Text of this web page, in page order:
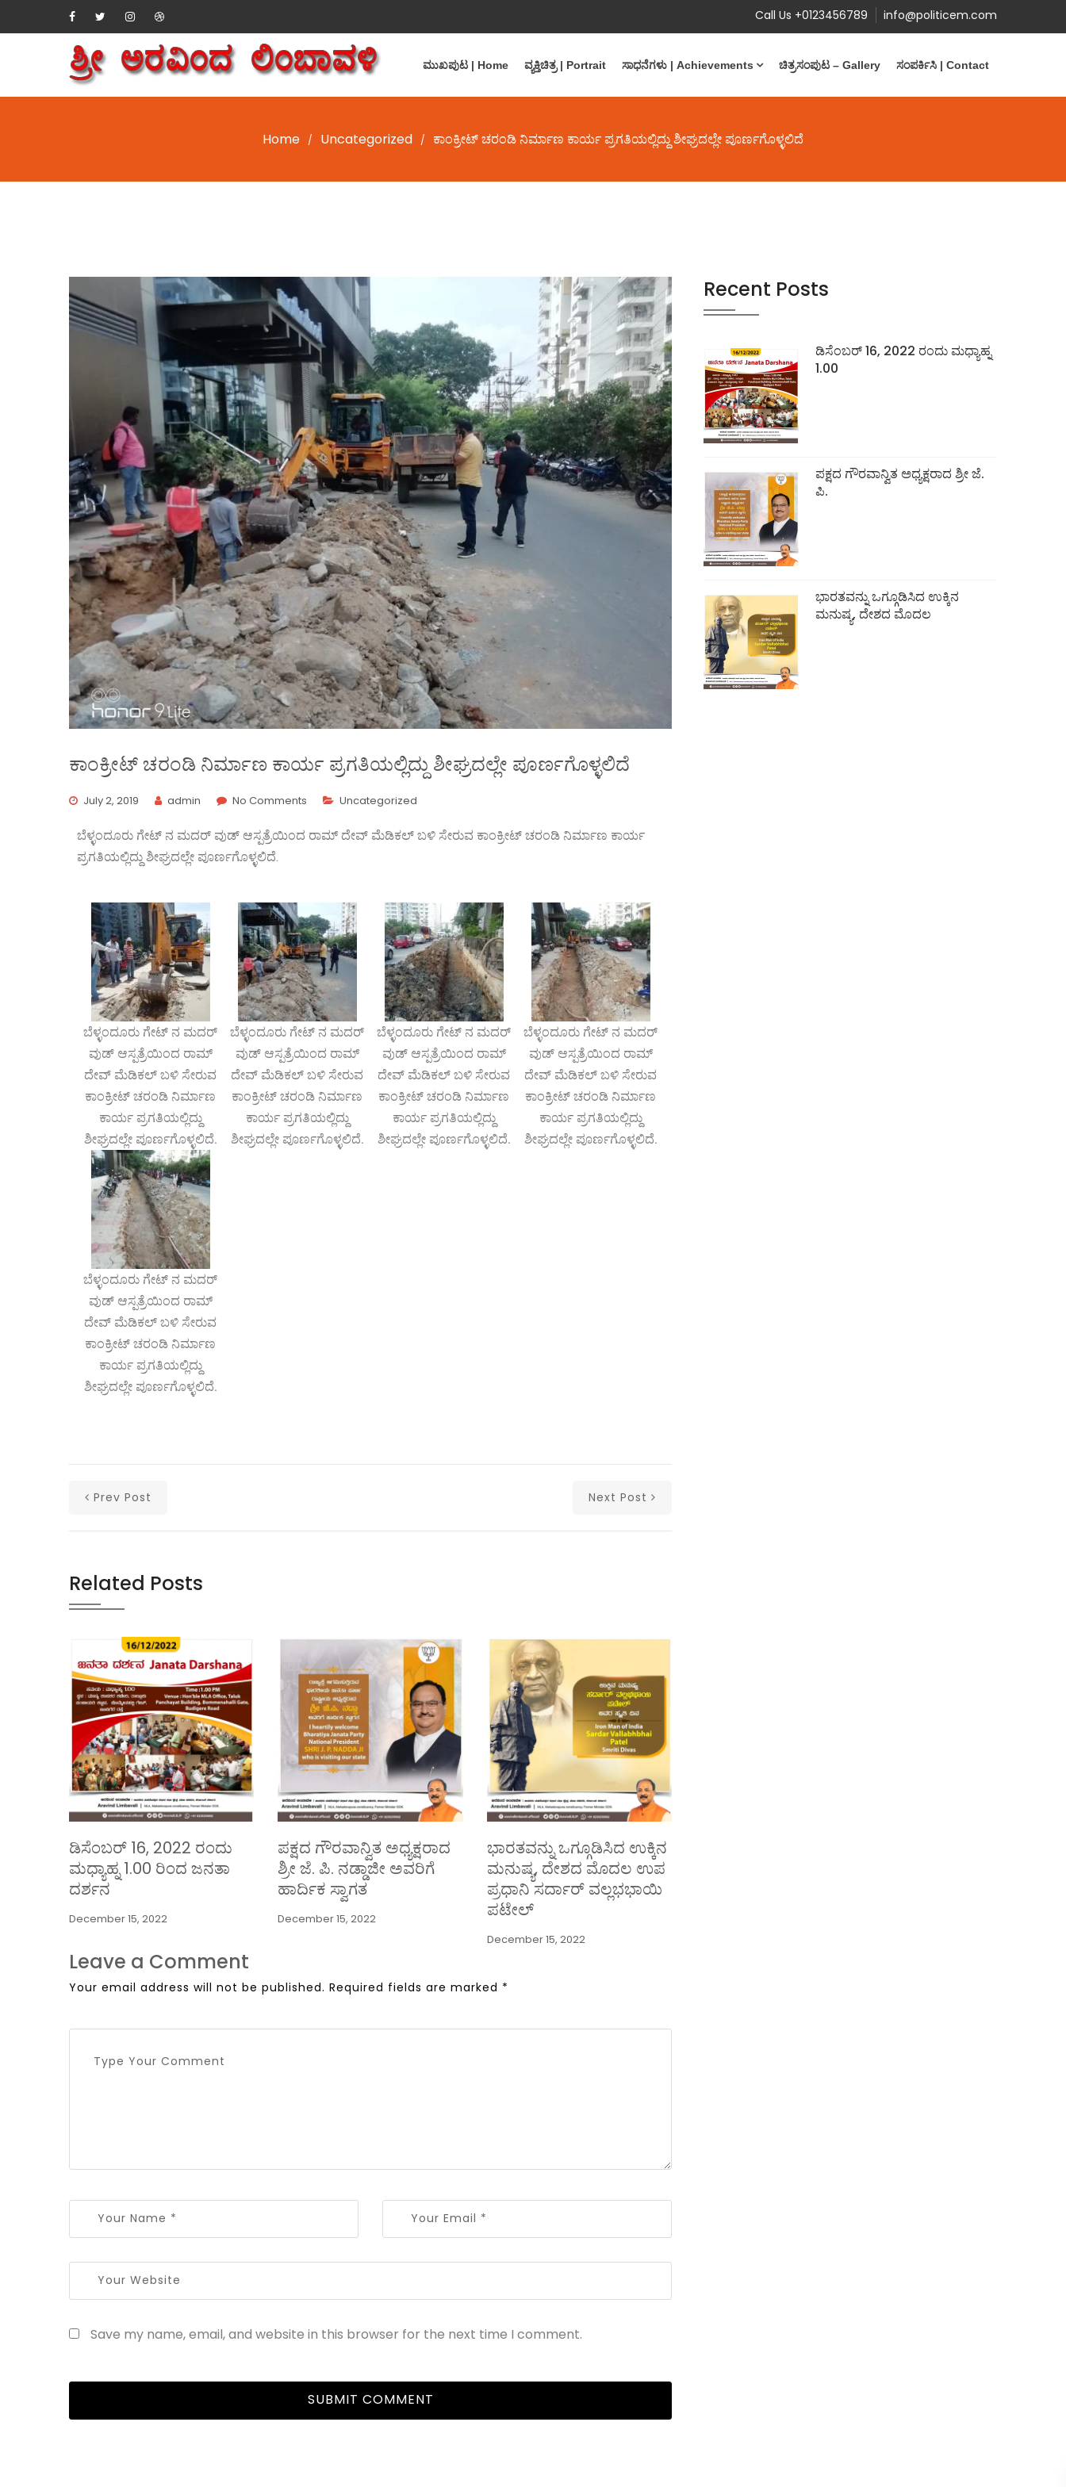
Call Us +0123456789 info@politicem.com
ಮುಖಪುಟ | Home ವ್ಯಕ್ತಿಚಿತ್ರ | Portrait ಸಾಧನೆಗಳು | Achievements ಚಿತ್ರಸಂಪುಟ – Gallery ಸಂಪರ್ಕಿಸಿ | Contact
Home / Uncategorized / ಕಾಂಕ್ರೀಟ್ ಚರಂಡಿ ನಿರ್ಮಾಣ ಕಾರ್ಯ ಪ್ರಗತಿಯಲ್ಲಿದ್ದು ಶೀಘ್ರದಲ್ಲೇ ಪೂರ್ಣಗೊಳ್ಳಲಿದೆ
ಕಾಂಕ್ರೀಟ್ ಚರಂಡಿ ನಿರ್ಮಾಣ ಕಾರ್ಯ ಪ್ರಗತಿಯಲ್ಲಿದ್ದು ಶೀಘ್ರದಲ್ಲೇ ಪೂರ್ಣಗೊಳ್ಳಲಿದೆ
July 2, 2019 admin No Comments Uncategorized
ಬೆಳ್ಳಂದೂರು ಗೇಟ್ ನ ಮದರ್ ವುಡ್ ಆಸ್ಪತ್ರೆಯಿಂದ ರಾಮ್ ದೇವ್ ಮೆಡಿಕಲ್ ಬಳಿ ಸೇರುವ ಕಾಂಕ್ರೀಟ್ ಚರಂಡಿ ನಿರ್ಮಾಣ ಕಾರ್ಯ
ಪ್ರಗತಿಯಲ್ಲಿದ್ದು ಶೀಘ್ರದಲ್ಲೇ ಪೂರ್ಣಗೊಳ್ಳಲಿದೆ.
ಬೆಳ್ಳಂದೂರು ಗೇಟ್ ನ ಮದರ್
ವುಡ್ ಆಸ್ಪತ್ರೆಯಿಂದ ರಾಮ್
ದೇವ್ ಮೆಡಿಕಲ್ ಬಳಿ ಸೇರುವ
ಕಾಂಕ್ರೀಟ್ ಚರಂಡಿ ನಿರ್ಮಾಣ
ಕಾರ್ಯ ಪ್ರಗತಿಯಲ್ಲಿದ್ದು
ಶೀಘ್ರದಲ್ಲೇ ಪೂರ್ಣಗೊಳ್ಳಲಿದೆ.
ಬೆಳ್ಳಂದೂರು ಗೇಟ್ ನ ಮದರ್
ವುಡ್ ಆಸ್ಪತ್ರೆಯಿಂದ ರಾಮ್
ದೇವ್ ಮೆಡಿಕಲ್ ಬಳಿ ಸೇರುವ
ಕಾಂಕ್ರೀಟ್ ಚರಂಡಿ ನಿರ್ಮಾಣ
ಕಾರ್ಯ ಪ್ರಗತಿಯಲ್ಲಿದ್ದು
ಶೀಘ್ರದಲ್ಲೇ ಪೂರ್ಣಗೊಳ್ಳಲಿದೆ.
ಬೆಳ್ಳಂದೂರು ಗೇಟ್ ನ ಮದರ್
ವುಡ್ ಆಸ್ಪತ್ರೆಯಿಂದ ರಾಮ್
ದೇವ್ ಮೆಡಿಕಲ್ ಬಳಿ ಸೇರುವ
ಕಾಂಕ್ರೀಟ್ ಚರಂಡಿ ನಿರ್ಮಾಣ
ಕಾರ್ಯ ಪ್ರಗತಿಯಲ್ಲಿದ್ದು
ಶೀಘ್ರದಲ್ಲೇ ಪೂರ್ಣಗೊಳ್ಳಲಿದೆ.
ಬೆಳ್ಳಂದೂರು ಗೇಟ್ ನ ಮದರ್
ವುಡ್ ಆಸ್ಪತ್ರೆಯಿಂದ ರಾಮ್
ದೇವ್ ಮೆಡಿಕಲ್ ಬಳಿ ಸೇರುವ
ಕಾಂಕ್ರೀಟ್ ಚರಂಡಿ ನಿರ್ಮಾಣ
ಕಾರ್ಯ ಪ್ರಗತಿಯಲ್ಲಿದ್ದು
ಶೀಘ್ರದಲ್ಲೇ ಪೂರ್ಣಗೊಳ್ಳಲಿದೆ.
ಬೆಳ್ಳಂದೂರು ಗೇಟ್ ನ ಮದರ್
ವುಡ್ ಆಸ್ಪತ್ರೆಯಿಂದ ರಾಮ್
ದೇವ್ ಮೆಡಿಕಲ್ ಬಳಿ ಸೇರುವ
ಕಾಂಕ್ರೀಟ್ ಚರಂಡಿ ನಿರ್ಮಾಣ
ಕಾರ್ಯ ಪ್ರಗತಿಯಲ್ಲಿದ್ದು
ಶೀಘ್ರದಲ್ಲೇ ಪೂರ್ಣಗೊಳ್ಳಲಿದೆ.
Prev Post Next Post
Related Posts
ಡಿಸೆಂಬರ್ 16, 2022 ರಂದು
ಮಧ್ಯಾಹ್ನ 1.00 ರಿಂದ ಜನತಾ
ದರ್ಶನ
December 15, 2022
ಪಕ್ಷದ ಗೌರವಾನ್ವಿತ ಅಧ್ಯಕ್ಷರಾದ
ಶ್ರೀ ಜೆ. ಪಿ. ನಡ್ಡಾಜೀ ಅವರಿಗೆ
ಹಾರ್ದಿಕ ಸ್ವಾಗತ
December 15, 2022
ಭಾರತವನ್ನು ಒಗ್ಗೂಡಿಸಿದ ಉಕ್ಕಿನ
ಮನುಷ್ಯ, ದೇಶದ ಮೊದಲ ಉಪ
ಪ್ರಧಾನಿ ಸರ್ದಾರ್ ವಲ್ಲಭಭಾಯಿ
ಪಟೇಲ್
December 15, 2022
Leave a Comment
Your email address will not be published. Required fields are marked *
Save my name, email, and website in this browser for the next time I comment.
Recent Posts
ಡಿಸೆಂಬರ್ 16, 2022 ರಂದು ಮಧ್ಯಾಹ್ನ
1.00
ಪಕ್ಷದ ಗೌರವಾನ್ವಿತ ಅಧ್ಯಕ್ಷರಾದ ಶ್ರೀ ಜೆ.
ಪಿ.
ಭಾರತವನ್ನು ಒಗ್ಗೂಡಿಸಿದ ಉಕ್ಕಿನ
ಮನುಷ್ಯ, ದೇಶದ ಮೊದಲ